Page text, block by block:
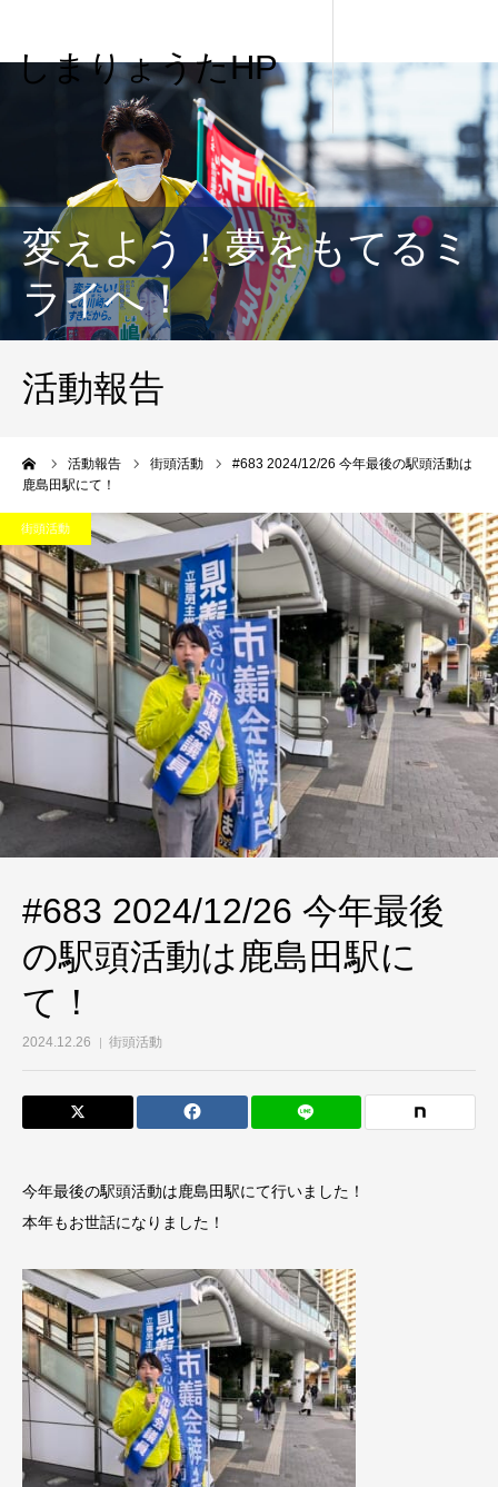
しまりょうたHP
変えよう！夢をもてるミ
ライへ！
活動報告
活動報告 街頭活動
#683 2024/12/26 今年最後の駅頭活動は
鹿島田駅にて！
街頭活動
#683 2024/12/26 今年最後
の駅頭活動は鹿島田駅に
て！
2024.12.26 街頭活動
今年最後の駅頭活動は鹿島田駅にて行いました！
本年もお世話になりました！